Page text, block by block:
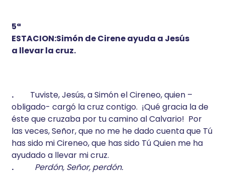
5ª
ESTACION:Simón de Cirene ayuda a Jesús
a llevar la cruz.
. Tuviste, Jesús, a Simón el Cireneo, quien –
obligado- cargó la cruz contigo. ¡Qué gracia la de
éste que cruzaba por tu camino al Calvario! Por
las veces, Señor, que no me he dado cuenta que Tú
has sido mi Cireneo, que has sido Tú Quien me ha
ayudado a llevar mi cruz.
.
Perdón, Señor, perdón.